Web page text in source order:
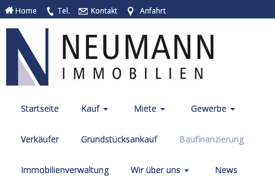
Home Tel. Kontakt Anfahrt
Startseite Kauf Miete Gewerbe
Verkäufer Grundstücksankauf Baufinanzierung
Immobilienverwaltung Wir über uns News